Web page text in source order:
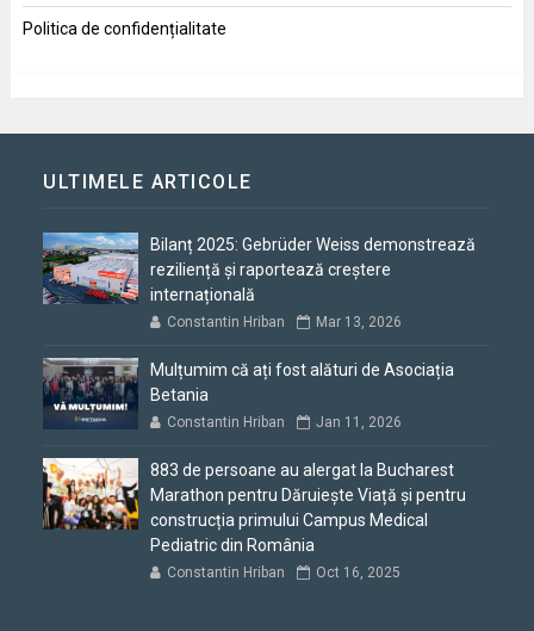
Politica de confidențialitate
ULTIMELE ARTICOLE
Bilanț 2025: Gebrüder Weiss demonstrează
reziliență și raportează creștere
internațională
Constantin Hriban Mar 13, 2026
Mulțumim că ați fost alături de Asociația
Betania
Constantin Hriban Jan 11, 2026
883 de persoane au alergat la Bucharest
Marathon pentru Dăruiește Viață și pentru
construcția primului Campus Medical
Pediatric din România
Constantin Hriban Oct 16, 2025